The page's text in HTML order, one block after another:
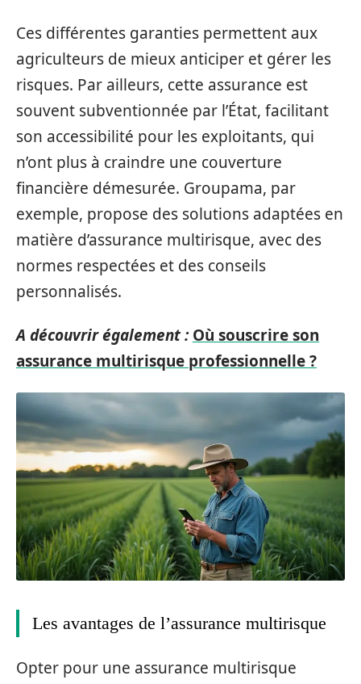
Ces différentes garanties permettent aux
agriculteurs de mieux anticiper et gérer les
risques. Par ailleurs, cette assurance est
souvent subventionnée par l’État, facilitant
son accessibilité pour les exploitants, qui
n’ont plus à craindre une couverture
financière démesurée. Groupama, par
exemple, propose des solutions adaptées en
matière d’assurance multirisque, avec des
normes respectées et des conseils
personnalisés.
A découvrir également : Où souscrire son
assurance multirisque professionnelle ?
Les avantages de l’assurance multirisque
Opter pour une assurance multirisque